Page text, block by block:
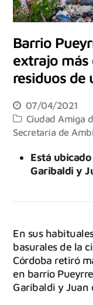
Barrio
extrajo más
residuos de
07/04/2021
Ciudad Amiga
Secretaría de
Está
Garibaldi y
En sus
basurales de la
Córdoba retiró
en barrio
Garibaldi y Juan